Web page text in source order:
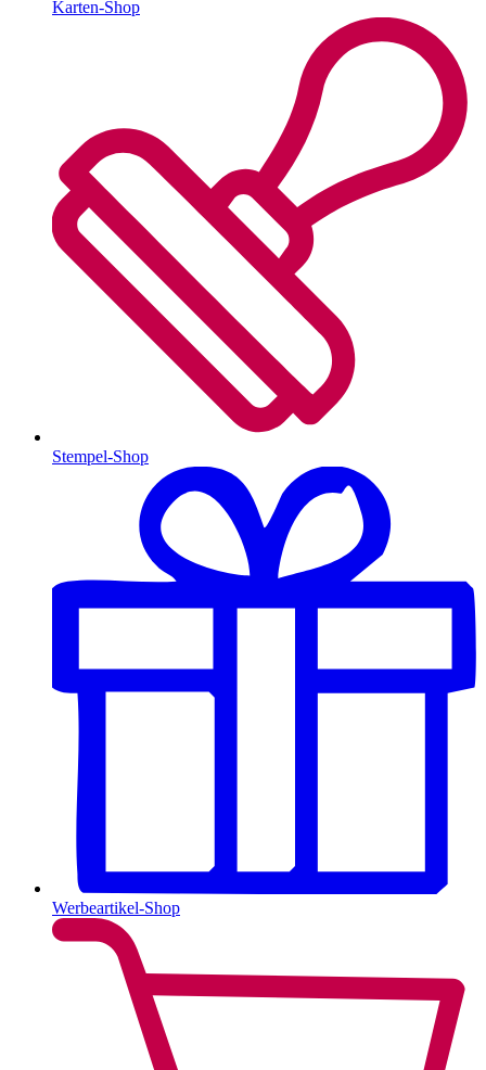
Karten-Shop
Stempel-Shop
Werbeartikel-Shop